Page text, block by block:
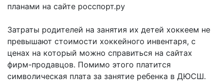
планами на сайте росспорт.ру
Затраты родителей на занятия их детей хоккеем не
превышают стоимости хоккейного инвентаря, с
ценах на который можно справиться на сайтах
фирм-продавцов. Помимо этого платится
символическая плата за занятие ребенка в ДЮСШ.